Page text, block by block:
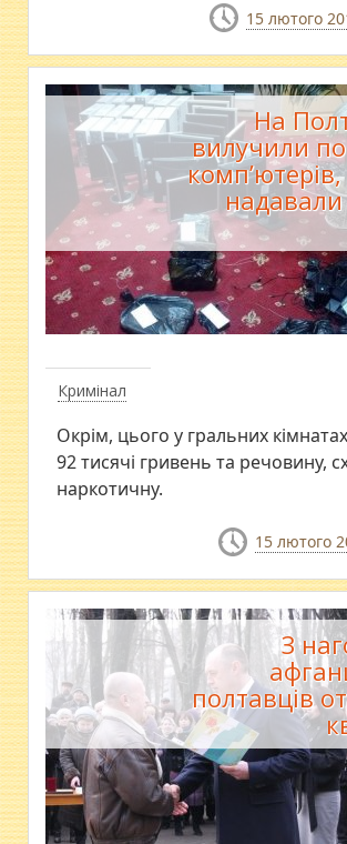
15 лютого
Кримінал
На
вилучили
надавали
Окрім, цього у гральних
92 тисячі гривень та речовину,
наркотичну.
15 лютого
З
полтавців